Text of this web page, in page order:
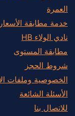
العمرة
خدمة مطابقة الأسعار
نادي الولاء HB
مطابقة المستوى
شروط الحجز
الخصوصية وملفات
الأسئلة الشائعة
للاتصال بنا